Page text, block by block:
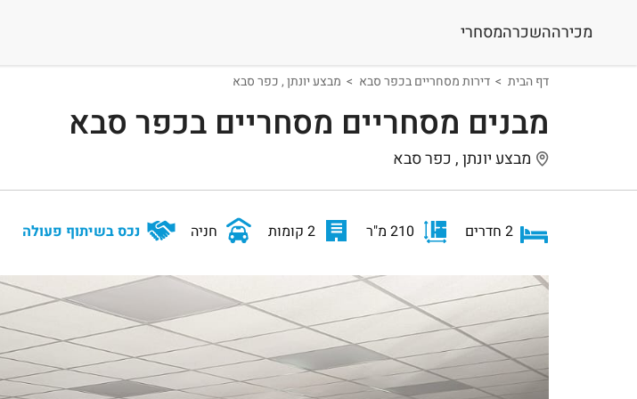
מכירההשכרהמסחרי
דף הבית דירות מסחריים בכפר סבא מבצע יונתן , כפר סבא
מבנים מסחריים מסחריים בכפר סבא
מבצע יונתן , כפר סבא
2 חדרים 210 מ"ר 2 קומות חניה נכס בשיתוף פעולה